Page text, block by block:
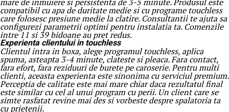
compatibil cu apa de duritate medie si cu programe touchless
care folosesc presiune medie la clatire. Consultantii te ajuta sa
configurezi parametrii optimi pentru instalatia ta. Comenzile
intre 11 si 39 bidoane au pret redus.
Experienta clientului in touchless
Clientul intra in boxa, alege programul touchless, aplica
spuma, asteapta 3-4 minute, clateste si pleaca. Fara contact,
fara efort, fara reziduuri de burete pe caroserie. Pentru multi
clienti, aceasta experienta este sinonima cu serviciul premium.
Perceptia de calitate este mai mare chiar daca rezultatul final
este similar cu cel al unui program cu perii. Un client care se
simte rasfatat revine mai des si vorbeste despre spalatoria ta
cu prietenii.